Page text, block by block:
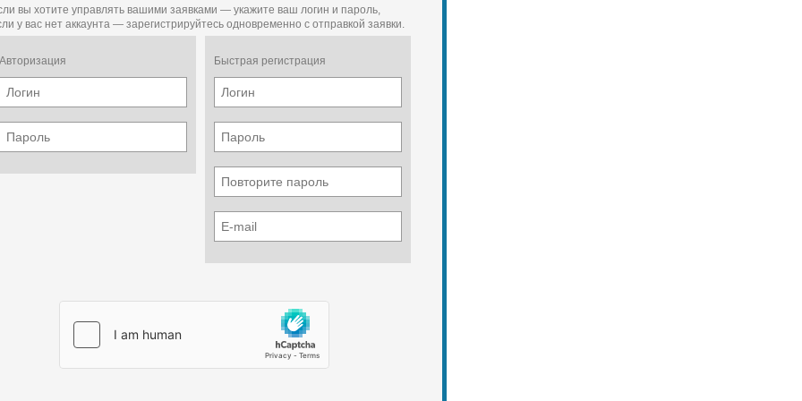
вы хотите управлять вашими заявками — укажите ваш логин и пароль,
у вас нет аккаунта — зарегистрируйтесь одновременно с отправкой заявки.
Авторизация Быстрая регистрация